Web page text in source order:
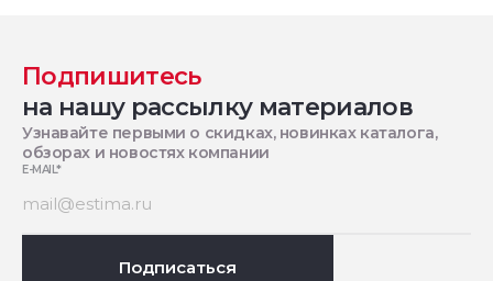
Подпишитесь
на нашу рассылку материалов
Узнавайте первыми о скидках, новинках каталога,
обзорах и новостях компании
E-MAIL*
Подписаться